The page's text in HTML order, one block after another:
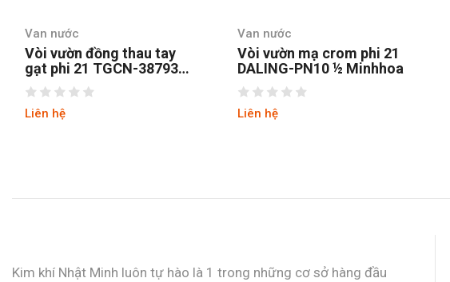
Van nước
Vòi vườn đồng thau tay
gạt phi 21 TGCN-38793
Vietnam
Liên hệ
Van nước
Vòi vườn mạ crom phi 21
DALING-PN10 ½ Minhhoa
Liên hệ